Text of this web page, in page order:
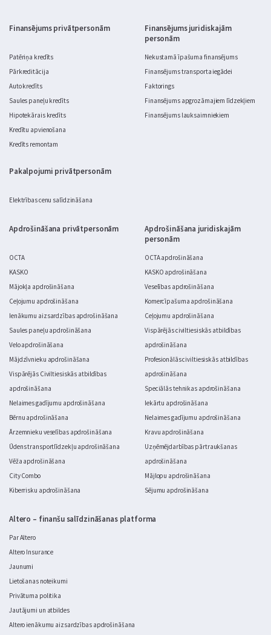
Finansējums privātpersonām
Patēriņa kredīts
Pārkreditācija
Auto kredīts
Saules paneļu kredīts
Hipotekārais kredīts
Kredītu apvienošana
Kredīts remontam
Pakalpojumi privātpersonām
Elektrības cenu salīdzināšana
Finansējums juridiskajām
personām
Nekustamā īpašuma finansējums
Finansējums transporta iegādei
Faktorings
Finansējums apgrozāmajiem līdzekļiem
Finansējums lauksaimniekiem
Apdrošināšana privātpersonām
OCTA
KASKO
Mājokļa apdrošināšana
Ceļojumu apdrošināšana
Ienākumu aizsardzības apdrošināšana
Saules paneļu apdrošināšana
Velo apdrošināšana
Mājdzīvnieku apdrošināšana
Vispārējās Civiltiesiskās atbildības
apdrošināšana
Nelaimes gadījumu apdrošināšana
Bērnu apdrošināšana
Ārzemnieku veselības apdrošināšana
Ūdens transportlīdzekļu apdrošināšana
Vēža apdrošināšana
City Combo
Kiberrisku apdrošināšana
Apdrošināšana juridiskajām
personām
OCTA apdrošināšana
KASKO apdrošināšana
Veselības apdrošināšana
Komercīpašuma apdrošināšana
Ceļojumu apdrošināšana
Vispārējās civiltiesiskās atbildības
apdrošināšana
Profesionālās civiltiesiskās atbildības
apdrošināšana
Speciālās tehnikas apdrošināšana
Iekārtu apdrošināšana
Nelaimes gadījumu apdrošināšana
Kravu apdrošināšana
Uzņēmējdarbības pārtraukšanas
apdrošināšana
Mājlopu apdrošināšana
Sējumu apdrošināšana
Altero – finanšu salīdzināšanas platforma
Par Altero
Altero Insurance
Jaunumi
Lietošanas noteikumi
Privātuma politika
Jautājumi un atbildes
Altero ienākumu aizsardzības apdrošināšana